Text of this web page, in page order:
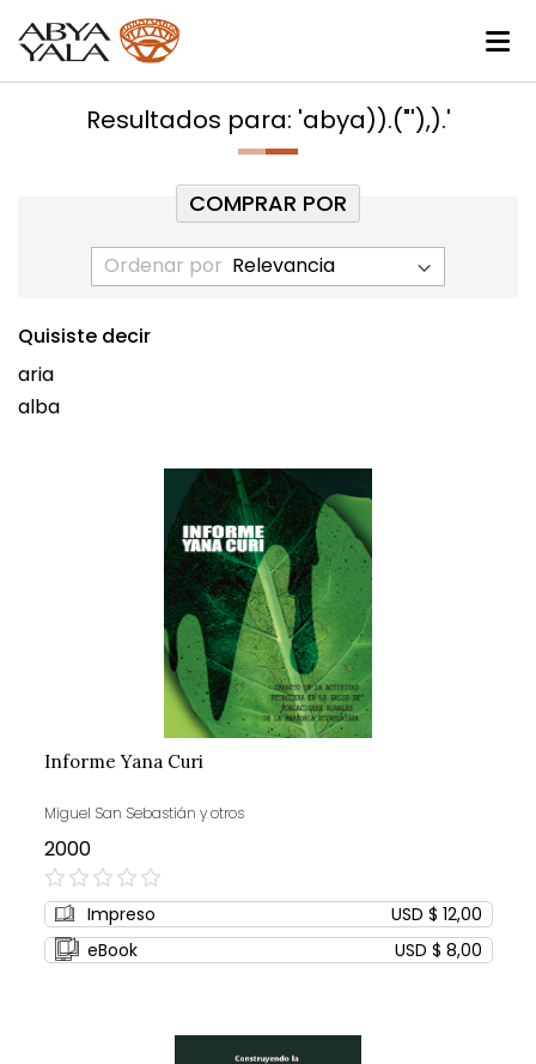
Resultados para: 'abya)).("'),).'
Ordenar por
Quisiste decir
aria
alba
Informe Yana Curi
Miguel San Sebastián y otros
2000
0%
Impreso
USD $ 12,00
eBook
USD $ 8,00
COMPRAR POR